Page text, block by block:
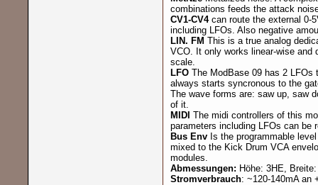
combinations feeds the attack
CV1-CV4can route the external 0-
including LFOs. Also negative
LIN. FM This is a true analog
VCO. It only works linear-wise
scale.
LFOThe ModBase 09 has 2 LFOs
always starts syncronous to the
The wave forms are: saw up, saw
of it.
MIDI The midi controllers of this
parameters including LFOs can be
Bus Env Is the programmable
mixed to the Kick Drum VCA
modules.
Abmessungen: Höhe: 3HE,
Stromverbrauch: ~120-140mA an